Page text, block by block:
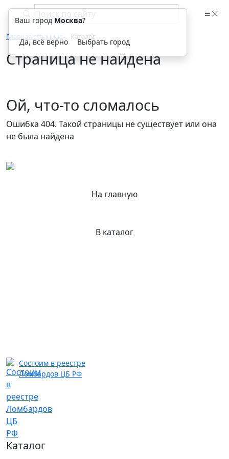
Главная страница Каталог
Страница не найдена
Ой, что-то сломалось
Ошибка 404. Такой страницы не существует или она
не была найдена
На главную
В каталог
Состоим в реестре
Ломбардов ЦБ РФ
Каталог
Ваш город Москва?
Да, всё верно Выбрать город